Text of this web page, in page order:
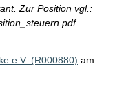
Zur Position vgl.:
e.V. (R000880) am